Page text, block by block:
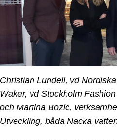
Christian Lundell, vd
Waker, vd Stockholm
och Martina Bozic,
Utveckling, båda Nacka